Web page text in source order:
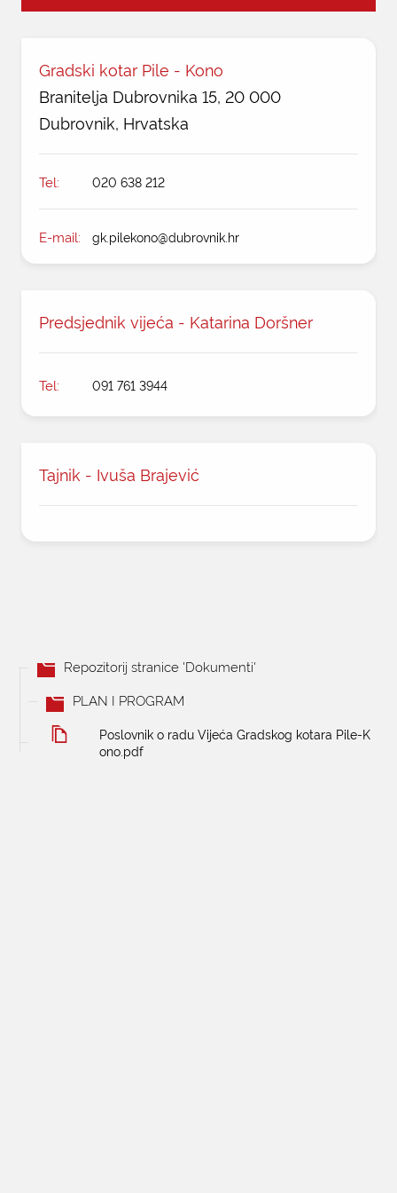
Gradski kotar Pile - Kono
Branitelja Dubrovnika 15, 20 000
Dubrovnik, Hrvatska
Tel: 020 638 212
E-mail: gk.pilekono@dubrovnik.hr
Predsjednik vijeća - Katarina Doršner
Tel: 091 761 3944
Tajnik - Ivuša Brajević
Repozitorij stranice 'Dokumenti'
PLAN I PROGRAM
Poslovnik o radu Vijeća Gradskog kotara Pile-K
ono.pdf